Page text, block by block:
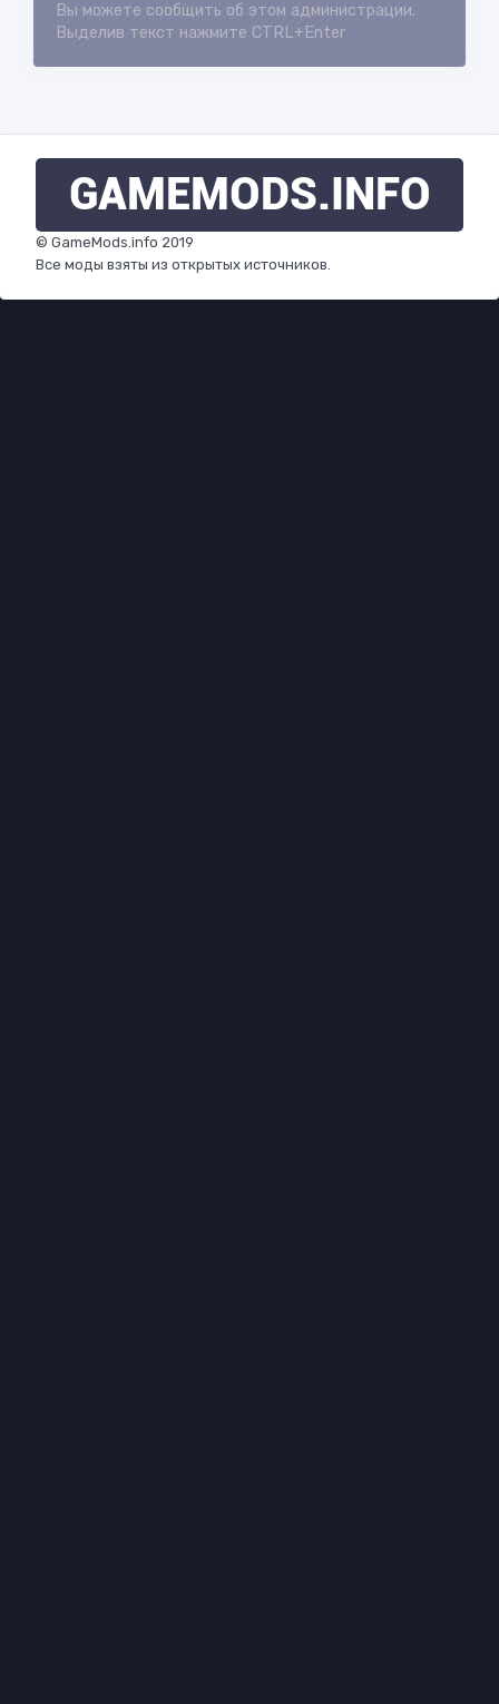
Вы можете сообщить об этом администрации.
Выделив текст нажмите CTRL+Enter
GAMEMODS.INFO
© GameMods.info 2019
Все моды взяты из открытых источников.